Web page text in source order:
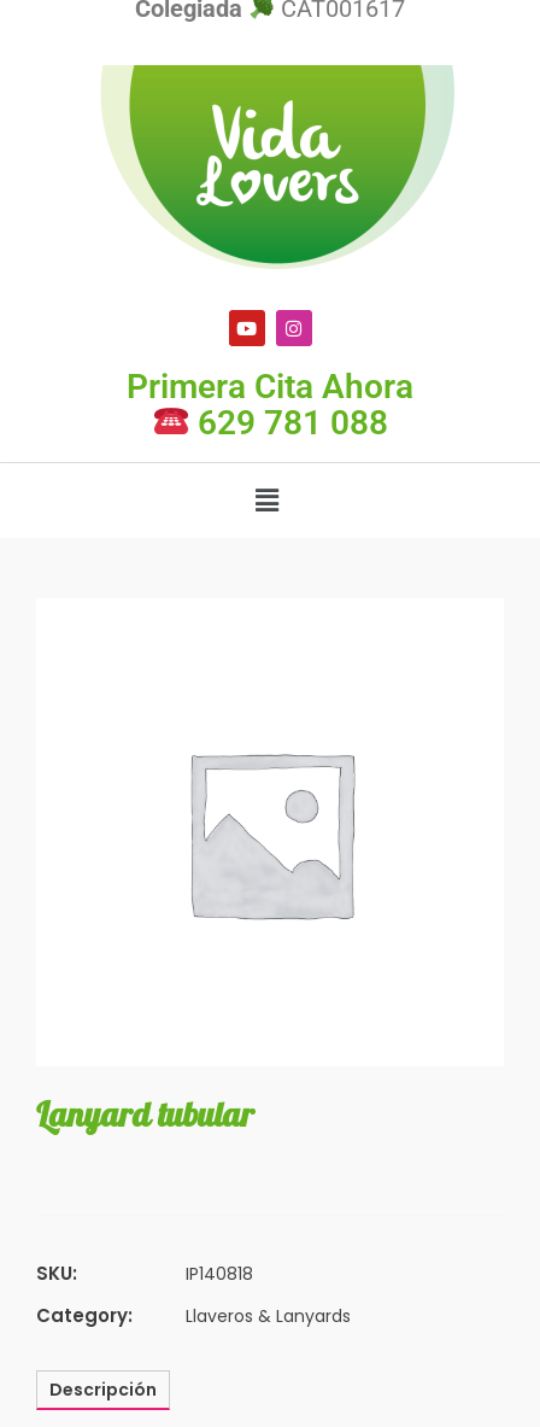
Colegiada CAT001617
Primera Cita Ahora
629 781 088
Lanyard tubular
SKU: IP140818
Category: Llaveros & Lanyards
Descripción